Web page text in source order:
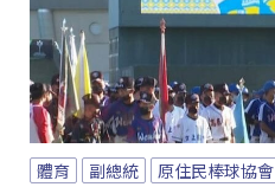
體育 副總統 原住民棒球協會